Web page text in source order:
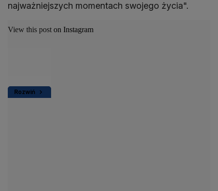
najważniejszych momentach swojego życia".
Rozwiń
View this post on Instagram